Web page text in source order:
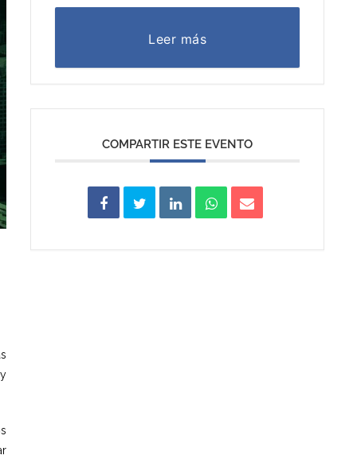
Leer más
COMPARTIR ESTE EVENTO